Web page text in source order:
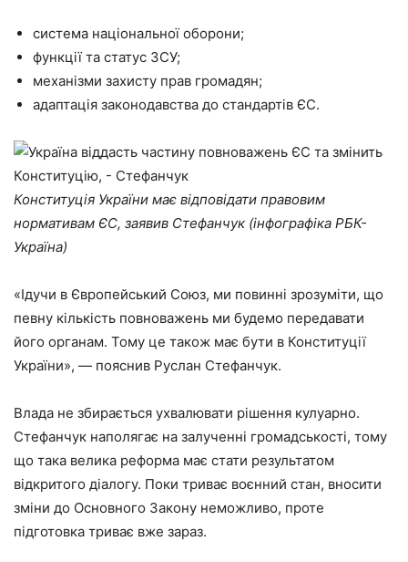
система національної оборони;
функції та статус ЗСУ;
механізми захисту прав громадян;
адаптація законодавства до стандартів ЄС.
Конституція України має відповідати правовим
нормативам ЄС, заявив Стефанчук (інфографіка РБК-
Україна)
«Ідучи в Європейський Союз, ми повинні зрозуміти, що
певну кількість повноважень ми будемо передавати
його органам. Тому це також має бути в Конституції
України», — пояснив Руслан Стефанчук.
Влада не збирається ухвалювати рішення кулуарно.
Стефанчук наполягає на залученні громадськості, тому
що така велика реформа має стати результатом
відкритого діалогу. Поки триває воєнний стан, вносити
зміни до Основного Закону неможливо, проте
підготовка триває вже зараз.